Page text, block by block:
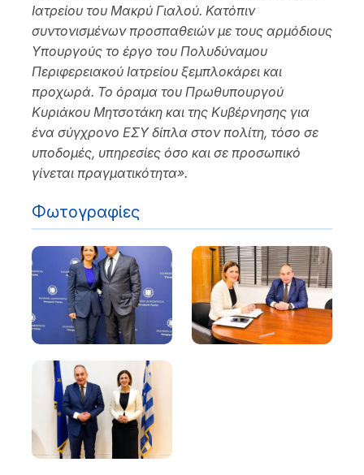
Ιατρείου του Μακρύ Γιαλού. Κατόπιν
συντονισμένων προσπαθειών με τους αρμόδιους
Υπουργούς το έργο του Πολυδύναμου
Περιφερειακού Ιατρείου ξεμπλοκάρει και
προχωρά. Το όραμα του Πρωθυπουργού
Κυριάκου Μητσοτάκη και της Κυβέρνησης για
ένα σύγχρονο ΕΣΥ δίπλα στον πολίτη, τόσο σε
υποδομές, υπηρεσίες όσο και σε προσωπικό
γίνεται πραγματικότητα».
Φωτογραφίες